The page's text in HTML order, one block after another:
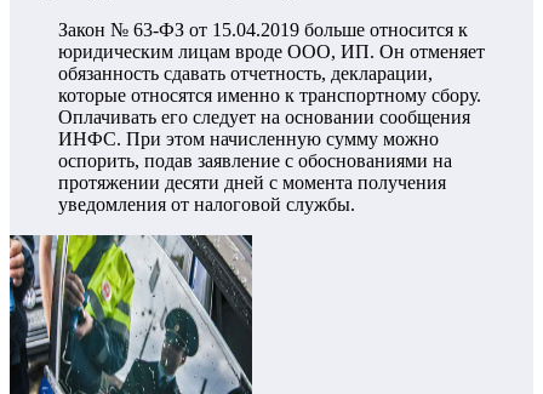
Закон № 63-ФЗ от 15.04.2019 больше относится к
юридическим лицам вроде ООО, ИП. Он отменяет
обязанность сдавать отчетность, декларации,
которые относятся именно к транспортному сбору.
Оплачивать его следует на основании сообщения
ИНФС. При этом начисленную сумму можно
оспорить, подав заявление с обоснованиями на
протяжении десяти дней с момента получения
уведомления от налоговой службы.